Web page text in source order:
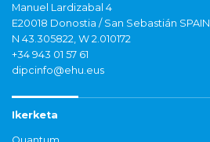
Manuel Lardizabal 4
E20018 Donostia / San Sebastián SPAIN
N 43.305822, W 2.010172
+34 943 01 57 61
dipcinfo@ehu.eus
Ikerketa